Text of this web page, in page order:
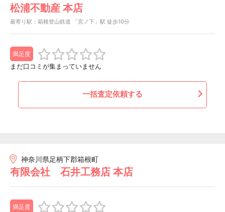
松浦不動産 本店
最寄り駅：箱根登山鉄道 「宮ノ下」駅 徒歩10分
満足度
まだ口コミが集まっていません
一括査定依頼する
神奈川県足柄下郡箱根町
有限会社 石井工務店 本店
満足度